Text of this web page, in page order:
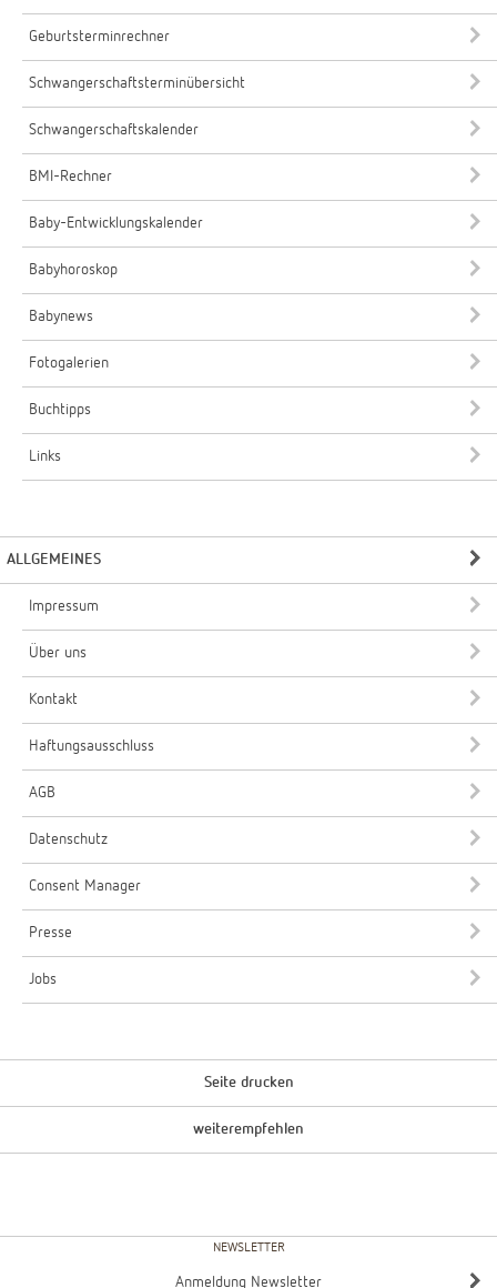
Geburtsterminrechner
Schwangerschaftsterminübersicht
Schwangerschaftskalender
BMI-Rechner
Baby-Entwicklungskalender
Babyhoroskop
Babynews
Fotogalerien
Buchtipps
Links
ALLGEMEINES
Impressum
Über uns
Kontakt
Haftungsausschluss
AGB
Datenschutz
Consent Manager
Presse
Jobs
Seite drucken
weiterempfehlen
NEWSLETTER
Anmeldung Newsletter